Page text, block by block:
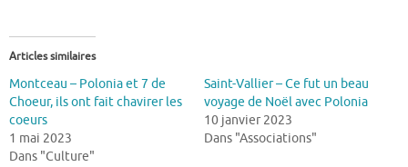
Articles similaires
Montceau – Polonia et 7 de
Choeur, ils ont fait chavirer les
coeurs
1 mai 2023
Dans "Culture"
Saint-Vallier – Ce fut un beau
voyage de Noël avec Polonia
10 janvier 2023
Dans "Associations"